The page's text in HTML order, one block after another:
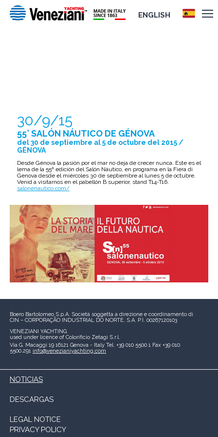
ENGLISH
30/9/15
55° SALÓN NÁUTICO DE GÉNOVA
del 30 de septiembre al 5 de octubre del 2015 /
GÉNOVA
Desde Génova la pasión por el mar no deja de crecer nunca. Este es el
lema de la 55ª edición del Salón Náutico, en programa en la Fiera di
Genova desde el miércoles 30 de septiembre al lunes 5 de octubre.
Venid a visitarnos en el pabellón B superior, stand T14-T16.
salonenautico.com/
Boero Bartolomeo S.p.A. Società soggetta a direzione e coordinamento di
CIN – CORPORAÇÃO INDUSTRIAL DO NORTE, S.A. P.I. 00267120103
VENEZIANI YACHTING
used under licence of Colorificio Zetagi S.r.l.
Via G. Macaggi 19 16121 Genova - Italy Tel. +39 010 5500.1 Fax +39 010
5500.291 info@venezianiyachting.com
NOTICIAS
DESCARGAS
LEGAL NOTICE
PRIVACY POLICY